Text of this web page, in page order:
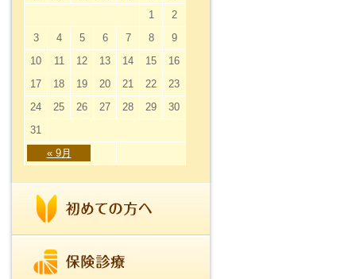
« 9月
1
2
3
4 5 6 7 8
9
10
11 12 13 14 15
16
17
18 19 20 21 22
23
24
25 26 27 28 29
30
31